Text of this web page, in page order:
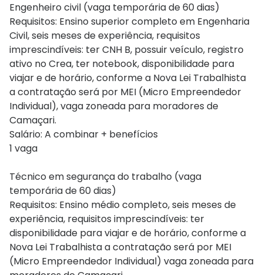
Engenheiro civil (vaga temporária de 60 dias)
Requisitos: Ensino superior completo em Engenharia
Civil, seis meses de experiência, requisitos
imprescindíveis: ter CNH B, possuir veículo, registro
ativo no Crea, ter notebook, disponibilidade para
viajar e de horário, conforme a Nova Lei Trabalhista
a contratação será por MEI (Micro Empreendedor
Individual), vaga zoneada para moradores de
Camaçari.
Salário: A combinar + benefícios
1 vaga
Técnico em segurança do trabalho (vaga
temporária de 60 dias)
Requisitos: Ensino médio completo, seis meses de
experiência, requisitos imprescindíveis: ter
disponibilidade para viajar e de horário, conforme a
Nova Lei Trabalhista a contratação será por MEI
(Micro Empreendedor Individual) vaga zoneada para